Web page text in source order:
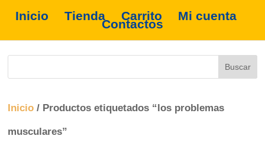
Inicio Tienda Carrito Mi cuenta
Contactos
Inicio / Productos etiquetados “los problemas
musculares”